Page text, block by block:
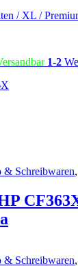
/ XL /
1-2
& Schreibwaren,
& Schreibwaren,